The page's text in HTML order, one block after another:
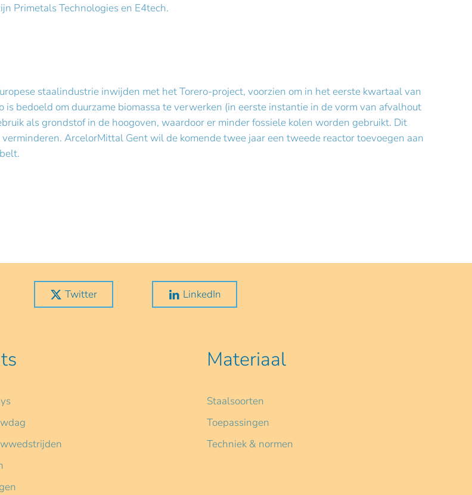
Primetals Technologies en E4tech.
staalindustrie inwijden met het Torero-project, voorzien om in het eerste kwartaal van
bedoeld om duurzame biomassa te verwerken (in eerste instantie in de vorm van afvalhout
als grondstof in de hoogoven, waardoor er minder fossiele kolen worden gebruikt. Dit
ArcelorMittal Gent wil de komende twee jaar een tweede reactor toevoegen aan
Twitter LinkedIn
Materiaal
Staalsoorten
Toepassingen
Techniek & normen